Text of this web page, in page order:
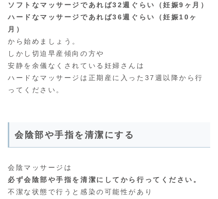
ソフトなマッサージであれば32週ぐらい（妊娠9ヶ月）
ハードなマッサージであれば36週ぐらい（妊娠10ヶ
月）
から始めましょう。
しかし切迫早産傾向の方や
安静を余儀なくされている妊婦さんは
ハードなマッサージは正期産に入った37週以降から行
ってください。
会陰部や手指を清潔にする
会陰マッサージは
必ず会陰部や手指を清潔にしてから行ってください。
不潔な状態で行うと感染の可能性があり